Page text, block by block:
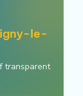
le-
transparent